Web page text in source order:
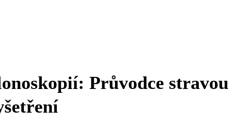
Průvodce stravou